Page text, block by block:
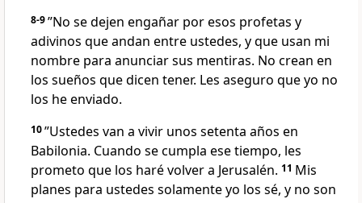
8-9”No se dejen engañar por esos profetas y
adivinos que andan entre ustedes, y que usan mi
nombre para anunciar sus mentiras. No crean en
los sueños que dicen tener. Les aseguro que yo no
los he enviado.
10”Ustedes van a vivir unos setenta años en
Babilonia. Cuando se cumpla ese tiempo, les
prometo que los haré volver a Jerusalén. 11 Mis
planes para ustedes solamente yo los sé, y no son